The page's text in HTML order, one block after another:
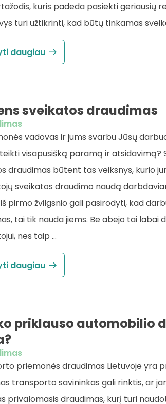
kuris padeda pasiekti geriausių
turi užtikrinti, kad būtų tinkamas
daugiau
sveikatos draudimas
vadovas ir jums svarbu Jūsų
visapusišką paramą ir atsidavimą?
draudimas būtent tas veiksnys, kurio
sveikatos draudimo naudą
pirmo žvilgsnio gali pasirodyti, kad
tai tik nauda jiems. Be abejo tai labai
nes taip …
daugiau
priklauso automobilio
priemonės draudimas Lietuvoje yra
transporto savininkas gali rinktis, ar
privalomasis draudimas, kurį turi